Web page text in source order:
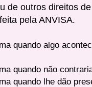
de outros direitos
pela ANVISA.
quando algo
quando não
quando lhe dão